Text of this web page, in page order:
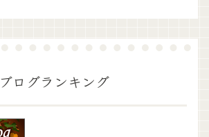
ブログランキング